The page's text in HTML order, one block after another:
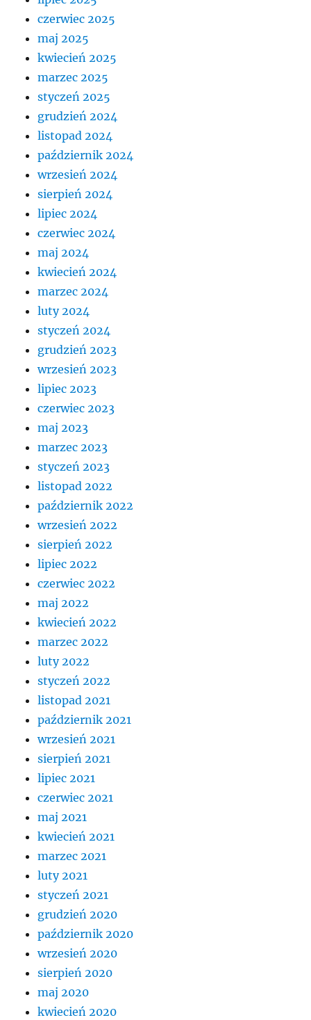
czerwiec 2025
maj 2025
kwiecień 2025
marzec 2025
styczeń 2025
grudzień 2024
listopad 2024
październik 2024
wrzesień 2024
sierpień 2024
lipiec 2024
czerwiec 2024
maj 2024
kwiecień 2024
marzec 2024
luty 2024
styczeń 2024
grudzień 2023
wrzesień 2023
lipiec 2023
czerwiec 2023
maj 2023
marzec 2023
styczeń 2023
listopad 2022
październik 2022
wrzesień 2022
sierpień 2022
lipiec 2022
czerwiec 2022
maj 2022
kwiecień 2022
marzec 2022
luty 2022
styczeń 2022
listopad 2021
październik 2021
wrzesień 2021
sierpień 2021
lipiec 2021
czerwiec 2021
maj 2021
kwiecień 2021
marzec 2021
luty 2021
styczeń 2021
grudzień 2020
październik 2020
wrzesień 2020
sierpień 2020
maj 2020
kwiecień 2020